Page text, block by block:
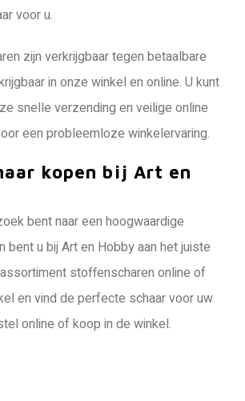
voor u.
zijn verkrijgbaar tegen betaalbare
in onze winkel en online. U kunt
snelle verzending en veilige online
een probleemloze winkelervaring.
kopen bij Art en
bent naar een hoogwaardige
bent u bij Art en Hobby aan het juiste
stoffenscharen online of
en vind de perfecte schaar voor uw
online of koop in de winkel.